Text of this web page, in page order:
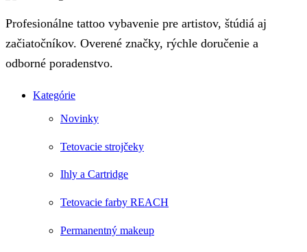
Profesionálne tattoo vybavenie pre artistov, štúdiá aj
začiatočníkov. Overené značky, rýchle doručenie a
odborné poradenstvo.
Kategórie
Novinky
Tetovacie strojčeky
Ihly a Cartridge
Tetovacie farby REACH
Permanentný makeup